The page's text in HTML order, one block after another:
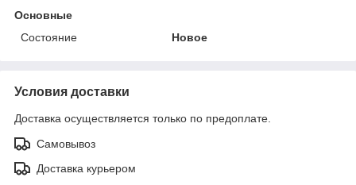
Основные
Состояние
Новое
Условия доставки
Доставка осуществляется только по предоплате.
Самовывоз
Доставка курьером